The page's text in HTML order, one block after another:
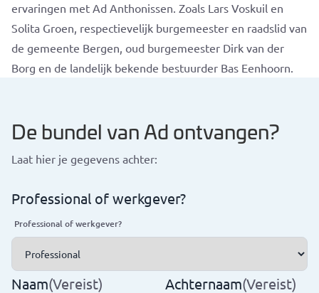
ervaringen met Ad Anthonissen. Zoals Lars Voskuil en
Solita Groen, respectievelijk burgemeester en raadslid van
de gemeente Bergen, oud burgemeester Dirk van der
Borg en de landelijk bekende bestuurder Bas Eenhoorn.
De bundel van Ad ontvangen?
Laat hier je gegevens achter:
Professional of werkgever?
Professional of werkgever?
Naam(Vereist) Achternaam(Vereist)